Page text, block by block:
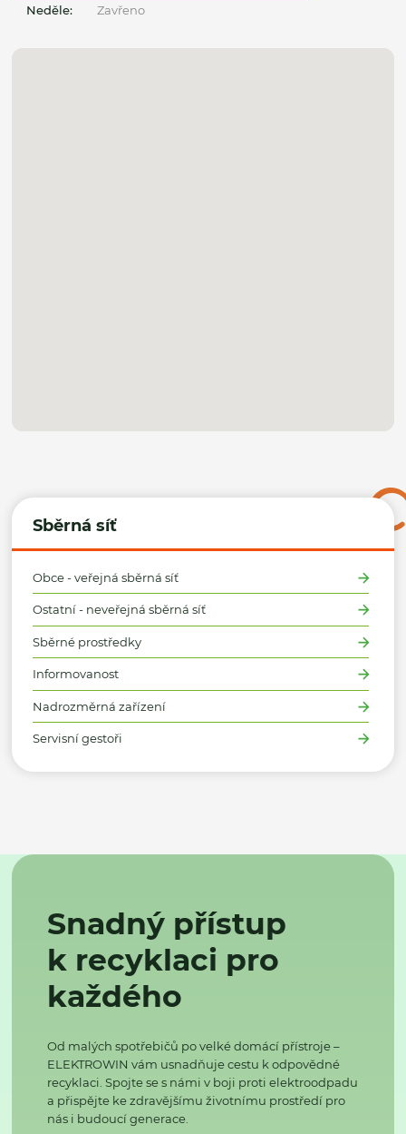
Sběrná síť
Obce - veřejná sběrná síť
Ostatní - neveřejná sběrná síť
Sběrné prostředky
Informovanost
Nadrozměrná zařízení
Servisní gestoři
Neděle: Zavřeno
Snadný přístup
k recyklaci pro
každého
Od malých spotřebičů po velké domácí přístroje –
ELEKTROWIN vám usnadňuje cestu k odpovědné
recyklaci. Spojte se s námi v boji proti elektroodpadu
a přispějte ke zdravějšímu životnímu prostředí pro
nás i budoucí generace.